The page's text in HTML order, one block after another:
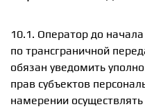
10.1. Оператор до
по трансграничной
обязан уведомить
прав субъектов
намерении